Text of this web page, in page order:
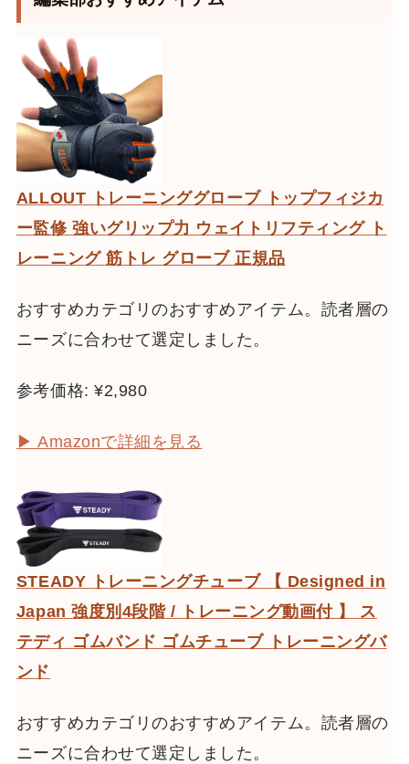
ALLOUT トレーニンググローブ トップフィジカ
ー監修 強いグリップ力 ウェイトリフティング ト
レーニング 筋トレ グローブ 正規品
おすすめカテゴリのおすすめアイテム。読者層の
ニーズに合わせて選定しました。
参考価格: ¥2,980
▶ Amazonで詳細を見る
STEADY トレーニングチューブ 【 Designed in
Japan 強度別4段階 / トレーニング動画付 】 ス
テディ ゴムバンド ゴムチューブ トレーニングバ
ンド
おすすめカテゴリのおすすめアイテム。読者層の
ニーズに合わせて選定しました。